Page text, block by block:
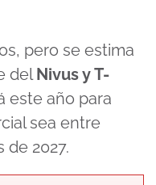
pero se estima
delNivus y T-
este año para
sea entre
de 2027.